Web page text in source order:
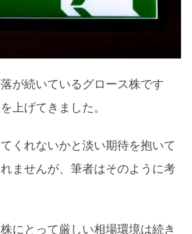
が続いているグロース株です
上げてきました。
くれないかと淡い期待を抱いて
ませんが、筆者はそのように考
にとって厳しい相場環境は続き